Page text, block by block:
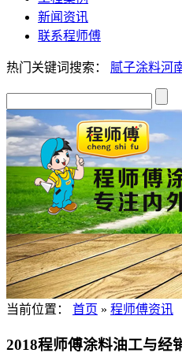
新闻资讯
联系程师傅
热门关键词搜索： 腻子涂料河
当前位置： 首页 » 程师傅资讯
2018程师傅涂料油工与经